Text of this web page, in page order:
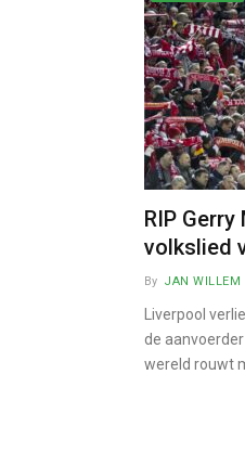
RIP
volkslied
By JAN WILLEM
Liverpool
de
wereld rouwt